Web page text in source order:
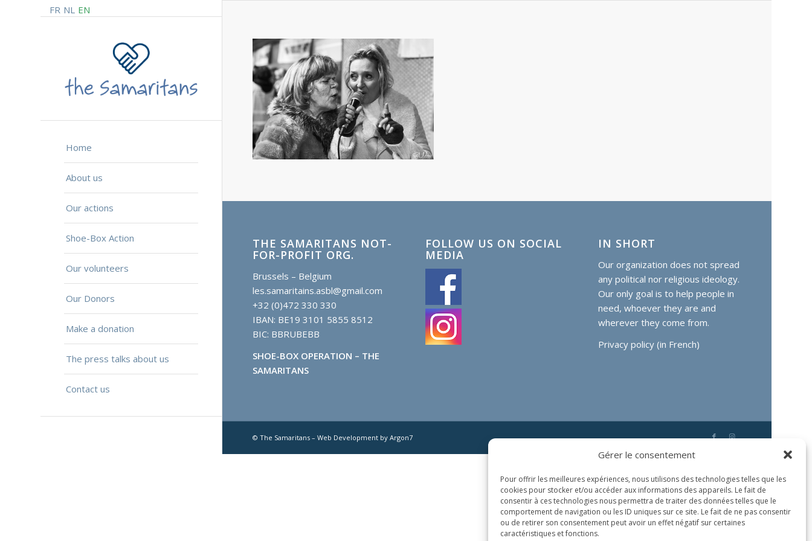
Gérer le consentement
Pour offrir les meilleures expériences, nous utilisons des technologies telles que les
cookies pour stocker et/ou accéder aux informations des appareils. Le fait de
consentir à ces technologies nous permettra de traiter des données telles que le
comportement de navigation ou les ID uniques sur ce site. Le fait de ne pas consentir
ou de retirer son consentement peut avoir un effet négatif sur certaines
caractéristiques et fonctions.
FR NL EN
Home
About us
Our actions
Shoe-Box Action
Our volunteers
Our Donors
Make a donation
The press talks about us
Contact us
THE SAMARITANS NOT-
FOR-PROFIT ORG.
Brussels – Belgium
les.samaritains.asbl@gmail.com
+32 (0)472 330 330
IBAN: BE19 3101 5855 8512
BIC: BBRUBEBB
SHOE-BOX OPERATION – THE
SAMARITANS
FOLLOW US ON SOCIAL
MEDIA
IN SHORT
Our organization does not spread
any political nor religious ideology.
Our only goal is to help people in
need, whoever they are and
wherever they come from.
Privacy policy (in French)
© The Samaritans – Web Development by Argon7